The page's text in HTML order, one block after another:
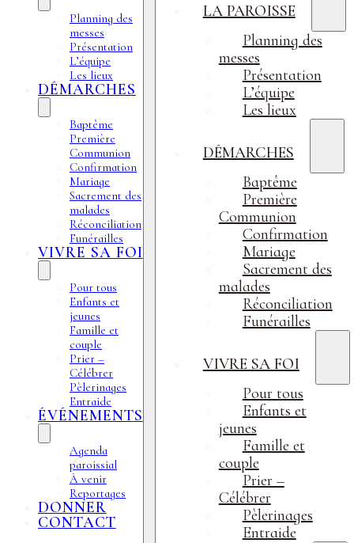
Planning des
messes
Présentation
L’équipe
Les lieux
DÉMARCHES
Baptême
Première
Communion
Confirmation
Mariage
Sacrement des
malades
Réconciliation
Funérailles
VIVRE SA FOI
Pour tous
Enfants et
jeunes
Famille et
couple
Prier –
Célébrer
Pèlerinages
Entraide
ÉVÉNEMENTS
Agenda
paroissial
À venir
Reportages
DONNER
CONTACT
LA PAROISSE
Planning des
messes
Présentation
L’équipe
Les lieux
DÉMARCHES
Baptême
Première
Communion
Confirmation
Mariage
Sacrement des
malades
Réconciliation
Funérailles
VIVRE SA FOI
Pour tous
Enfants et
jeunes
Famille et
couple
Prier –
Célébrer
Pèlerinages
Entraide